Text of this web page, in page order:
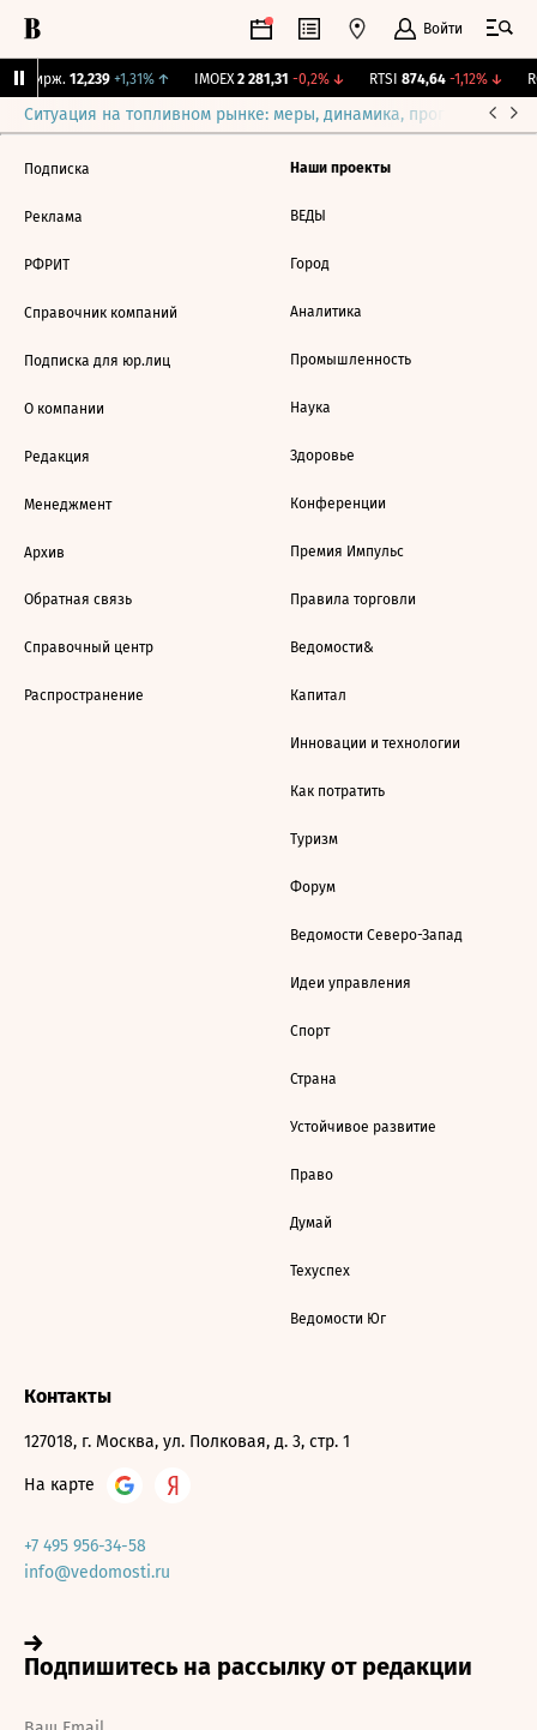
Войти
Бирж. 12,239 +1,31%↑ IMOEX 2 281,31 -0,2%↓ RTSI 874,64 -1,12%↓
Ситуация на топливном рынке: меры, динамика, прогнозы
Подписка
Реклама
РФРИТ
Справочник компаний
Подписка для юр.лиц
О компании
Редакция
Менеджмент
Архив
Обратная связь
Справочный центр
Распространение
Наши проекты
ВЕДЫ
Город
Аналитика
Промышленность
Наука
Здоровье
Конференции
Премия Импульс
Правила торговли
Ведомости&
Капитал
Инновации и технологии
Как потратить
Туризм
Форум
Ведомости Северо-Запад
Идеи управления
Спорт
Страна
Устойчивое развитие
Право
Думай
Техуспех
Ведомости Юг
Контакты
127018, г. Москва, ул. Полковая, д. 3, стр. 1
На карте
+7 495 956-34-58
info@vedomosti.ru